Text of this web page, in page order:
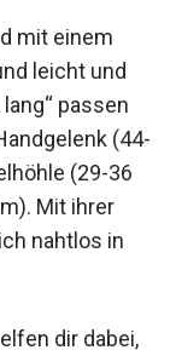
mit einem
leicht und
passen
18 cm). Mit
sich